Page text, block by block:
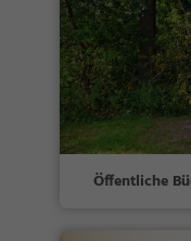
Öffentliche